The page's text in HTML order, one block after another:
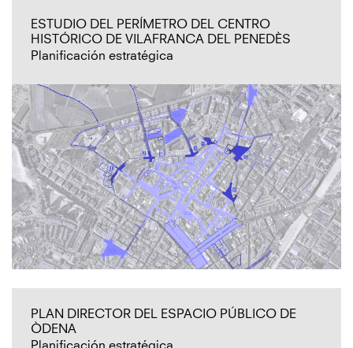
ESTUDIO DEL PERÍMETRO DEL CENTRO
HISTÓRICO DE VILAFRANCA DEL PENEDÈS
Planificación estratégica
PLAN DIRECTOR DEL ESPACIO PÚBLICO DE
ÒDENA